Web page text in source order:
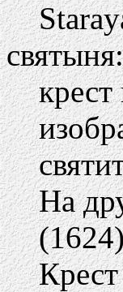
святыня:
На